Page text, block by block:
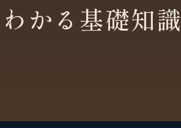
かる基礎知識